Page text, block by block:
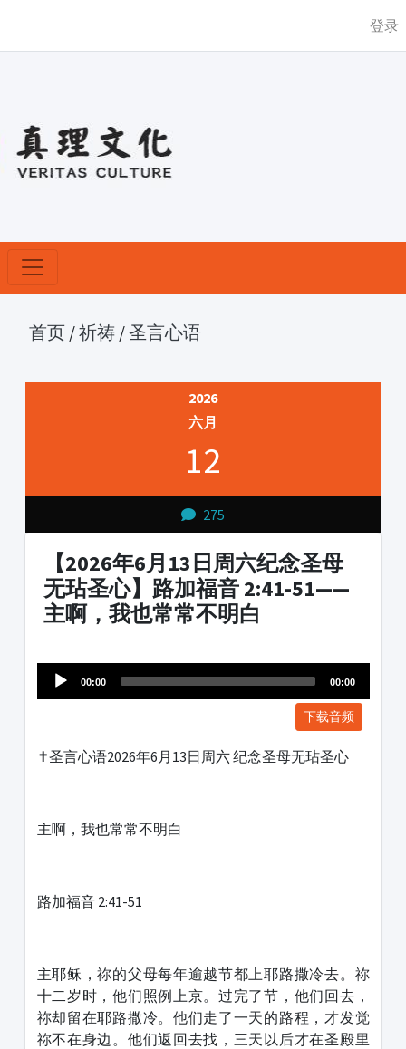
登录
首页 /祈祷 /圣言心语
2026
六月
12
275
【2026年6月13日周六纪念圣母
无玷圣心】路加福音 2:41-51——
主啊，我也常常不明白
Player
00:00 00:00
下载音频
✝️圣言心语2026年6月13日周六 纪念圣母无玷圣心
主啊，我也常常不明白
路加福音 2:41-51
主耶稣，祢的父母每年逾越节都上耶路撒冷去。祢
十二岁时，他们照例上京。过完了节，他们回去，
祢却留在耶路撒冷。他们走了一天的路程，才发觉
祢不在身边。他们返回去找，三天以后才在圣殿里